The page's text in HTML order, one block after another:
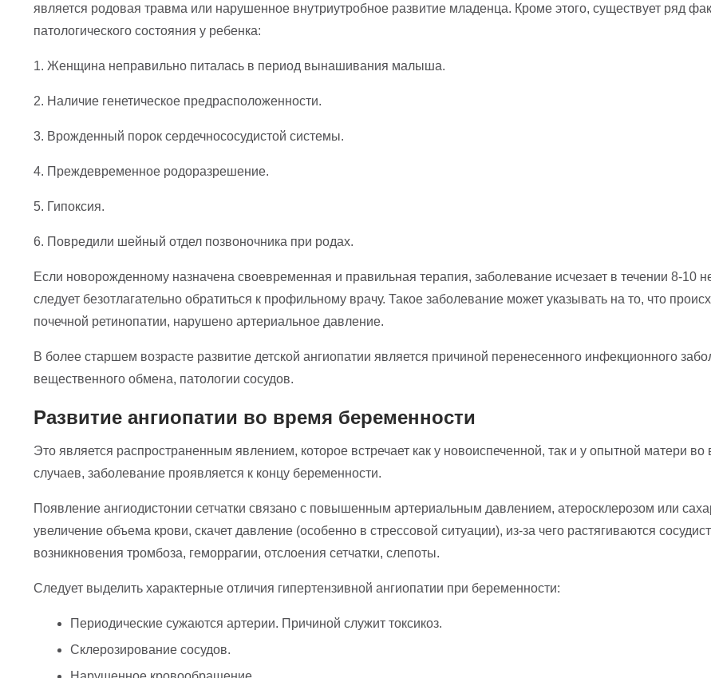
является родовая травма или нарушенное внутриутробное развитие младенца. Кроме этого, существует ряд
патологического состояния у ребенка:
1. Женщина неправильно питалась в период вынашивания малыша.
2. Наличие генетическое предрасположенности.
3. Врожденный порок сердечнососудистой системы.
4. Преждевременное родоразрешение.
5. Гипоксия.
6. Повредили шейный отдел позвоночника при родах.
Если новорожденному назначена своевременная и правильная терапия, заболевание исчезает в течении 8-10
следует безотлагательно обратиться к профильному врачу. Такое заболевание может указывать на то, что
почечной ретинопатии, нарушено артериальное давление.
В более старшем возрасте развитие детской ангиопатии является причиной перенесенного инфекционного
вещественного обмена, патологии сосудов.
Развитие ангиопатии во время беременности
Это является распространенным явлением, которое встречает как у новоиспеченной, так и у опытной матери
случаев, заболевание проявляется к концу беременности.
Появление ангиодистонии сетчатки связано с повышенным артериальным давлением, атеросклерозом или
увеличение объема крови, скачет давление (особенно в стрессовой ситуации), из-за чего растягиваются
возникновения тромбоза, геморрагии, отслоения сетчатки, слепоты.
Следует выделить характерные отличия гипертензивной ангиопатии при беременности:
Периодические сужаются артерии. Причиной служит токсикоз.
Склерозирование сосудов.